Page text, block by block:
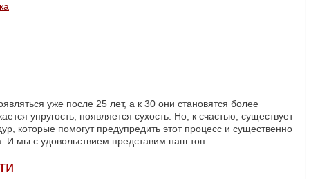
уже после 25 лет, а к 30 они становятся более
упругость, появляется сухость. Но, к счастью, существует
которые помогут предупредить этот процесс и существенно
И мы с удовольствием представим наш топ.